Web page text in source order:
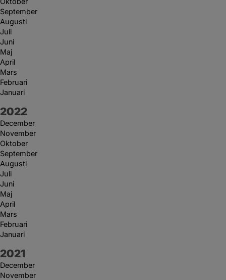
September
Augusti
Juli
Juni
Maj
April
Mars
Februari
Januari
År:
2022
December
November
Oktober
September
Augusti
Juli
Juni
Maj
April
Mars
Februari
Januari
År:
2021
December
November